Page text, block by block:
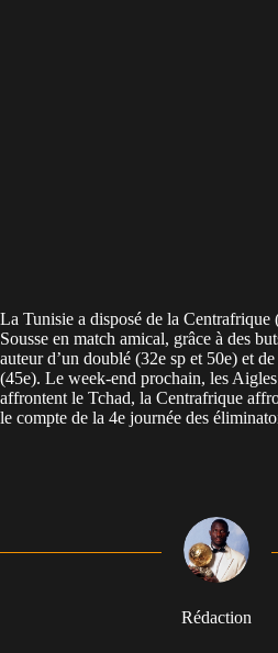
La Tunisie a disposé de la Centrafrique
Sousse en match amical, grâce à des
auteur d’un doublé (32e sp et 50e) et
(45e). Le week-end prochain, les
affrontent le Tchad, la Centrafrique
le compte de la 4e journée des
Rédaction